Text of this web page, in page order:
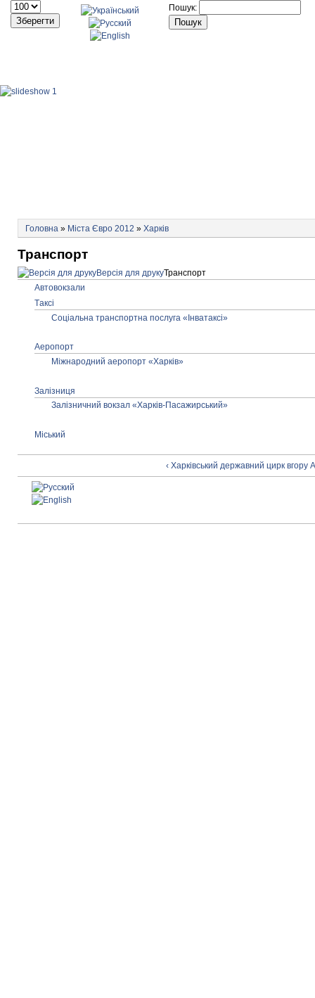
Пошук:
Головна » Міста Євро 2012 » Харків
Транспорт
Версія для друкуТранспорт
Автовокзали
Tаксі
Соціальна транспортна послуга «Інватаксі»
Аеропорт
Міжнародний аеропорт «Харків»
Залізниця
Залізничний вокзал «Харків-Пасажирський»
Міський
‹ Харківський державний цирк вгору